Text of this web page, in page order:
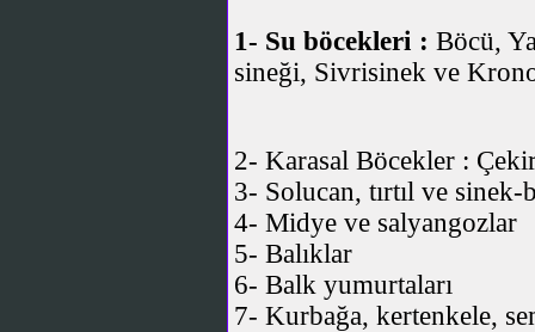
1- Su böcekleri : Böcü,
sineği, Sivrisinek ve
2- Karasal Böcekler :
3- Solucan, tırtıl ve sinek-
4- Midye ve salyangozlar
5- Balıklar
6- Balk yumurtaları
7- Kurbağa, kertenkele,